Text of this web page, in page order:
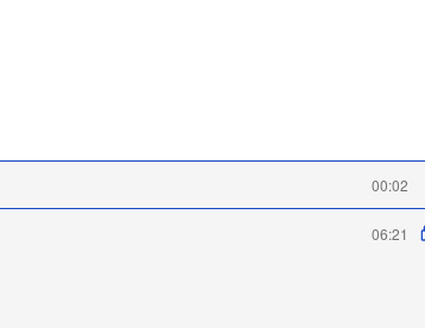
00:02
06:21